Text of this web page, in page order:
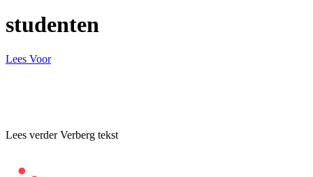
studenten
Lees Voor
Lees verderVerberg tekst